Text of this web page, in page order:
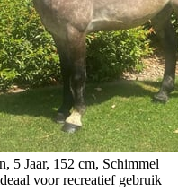
5 Jaar, 152 cm, Schimmel
voor recreatief gebruik